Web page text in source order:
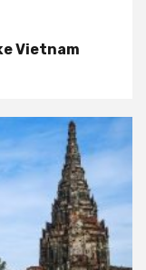
Vietnam